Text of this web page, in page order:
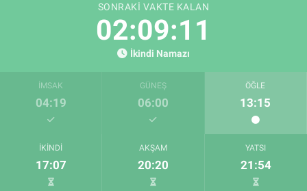
SONRAKI VAKTE KALAN
02:09:10
İkindi Namazı
İMSAK
04:19
GÜNEŞ
06:00
ÖĞLE
13:15
İKINDI
17:07
AKŞAM
20:20
YATSI
21:54